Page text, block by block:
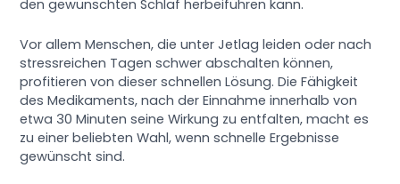
den gewünschten Schlaf herbeiführen kann.
Vor allem Menschen, die unter Jetlag leiden oder nach
stressreichen Tagen schwer abschalten können,
profitieren von dieser schnellen Lösung. Die Fähigkeit
des Medikaments, nach der Einnahme innerhalb von
etwa 30 Minuten seine Wirkung zu entfalten, macht es
zu einer beliebten Wahl, wenn schnelle Ergebnisse
gewünscht sind.